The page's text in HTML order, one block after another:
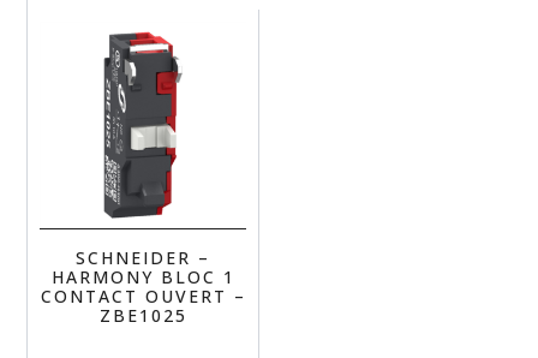
SCHNEIDER –
HARMONY BLOC 1
CONTACT OUVERT –
ZBE1025